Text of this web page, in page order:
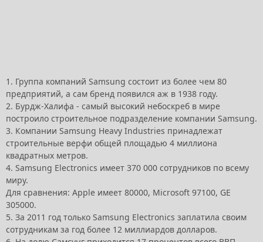
1. Группа компаний Samsung состоит из более чем 80
предприятий, а сам бренд появился аж в 1938 году.
2. Бурдж-Халифа - самый высокий небоскреб в мире
построило строительное подразделение компании Samsung.
3. Компании Samsung Heavy Industries принадлежат
строительные верфи общей площадью 4 миллиона
квадратных метров.
4. Samsung Electronics имеет 370 000 сотрудников по всему
миру.
Для сравнения: Apple имеет 80000, Microsoft 97100, GE
305000.
5. За 2011 год только Samsung Electronics заплатила своим
сотрудникам за год более 12 миллиардов долларов.